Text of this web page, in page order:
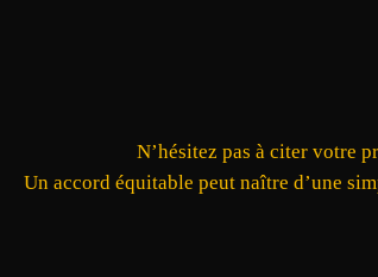
N’hésitez pas à citer votre
Un accord équitable peut naître d’une